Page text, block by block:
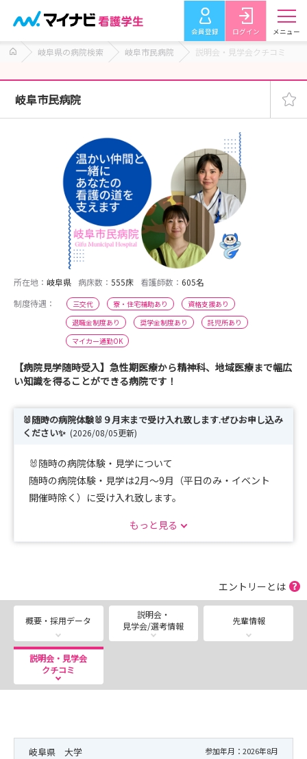
会員登録 ログイン メニュー
岐阜県の病院検索 岐阜市民病院 説明会・見学会クチコミ
岐阜市民病院
所在地： 岐阜県 病床数： 555床 看護師数： 605名
制度待遇：
三交代 寮・住宅補助あり
資格支援あり
退職金制度あり
奨学金制度あり
託児所あり
マイカー通勤OK
【病院見学随時受入】急性期医療から精神科、地域医療まで幅広
い知識を得ることができる病院です！
🐰随時の病院体験🐰９月末まで受け入れ致します.ぜひお申し込み
ください✨ (2026/08/05更新)
🐰随時の病院体験・見学について
随時の病院体験・見学は2月～9月（平日のみ・イベント
開催時除く）に受け入れ致します。
🌺＜第３弾＞夏の病院見学会について
9月12日（土）・9月26日（土）
9：00～12：30 定員：各日12名 両日満席となりまし
た。
🌻＜第２弾＞夏の病院見学会について
た。
もっと見る
エントリーとは
概要・採用データ
説明会・
見学会/選考情報
先輩情報
説明会・見学会
クチコミ
岐阜県 大学 参加年月：2026年8月